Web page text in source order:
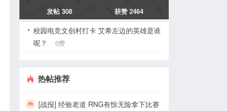
发帖 308 获赞 2464
校园电竞文创村打卡 艾希左边的英雄是谁
呢？
0赞
热帖推荐
[战报] 经验老道 RNG有惊无险拿下比赛